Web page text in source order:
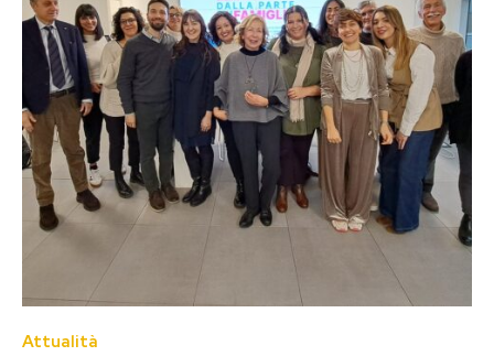
Attualità